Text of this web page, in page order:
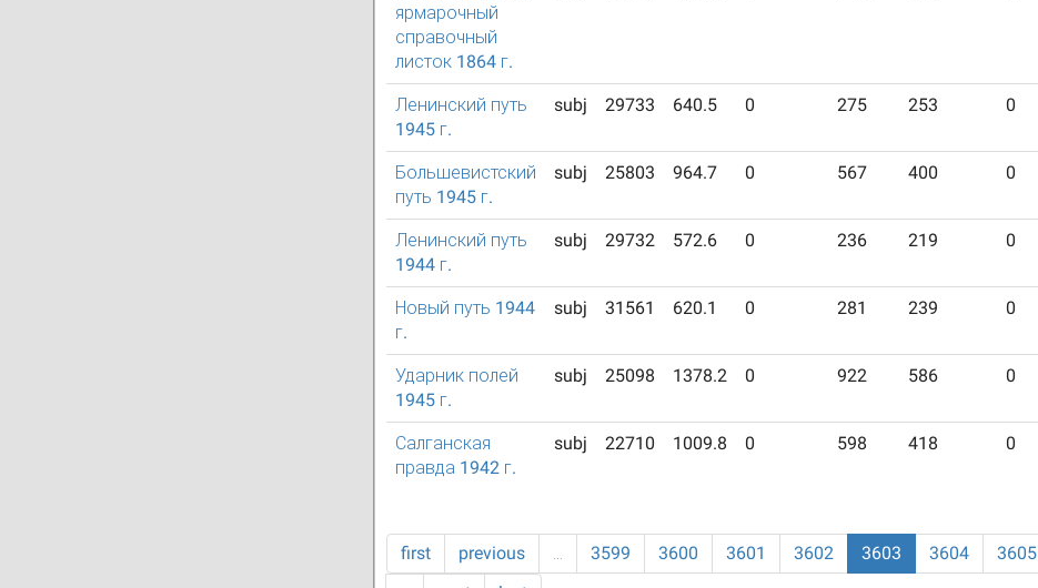
ярмарочный
справочный
листок 1864 г.
Ленинский путь
1945 г.
subj 29733 640.5 0 275 253 0
Большевистский
путь 1945 г.
subj 25803 964.7 0 567 400 0
Ленинский путь
1944 г.
subj 29732 572.6 0 236 219 0
Новый путь 1944
г.
subj 31561 620.1 0 281 239 0
Ударник полей
1945 г.
subj 25098 1378.2 0 922 586 0
Салганская
правда 1942 г.
subj 22710 1009.8 0 598 418 0
first previous … 3599 3600 3601 3602 3603 3604 3605